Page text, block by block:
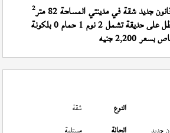
جديد شقة في مدينتي المساحة 82 متر 2
بالطابق 0 قبلي و شرقي تطل على حديقة تشمل 2 نوم 1 حمام 0 بلكونة
2,200 جنيه
النوع
شقة
جديد الحالة
مستلمة